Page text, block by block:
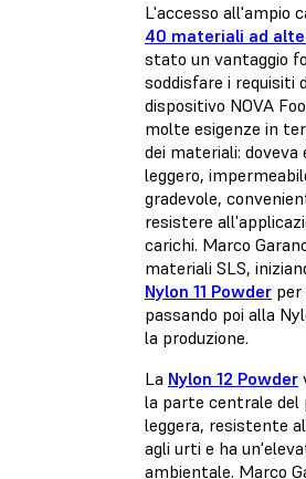
L'accesso all'ampio
40 materiali ad
stato un vantaggio
soddisfare i requisiti
dispositivo NOVA
molte esigenze in
dei materiali:
leggero,
gradevole,
resistere
carichi. Marco
materiali SLS,
Nylon 11 Powder
passando poi alla
la produzione.
La Nylon 12 Powder
la parte centrale del
leggera, resistente
agli urti e ha
ambientale. Marco